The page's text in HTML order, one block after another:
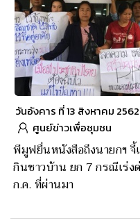
วันอังคาร ที่ 13 สิงหาคม 2562
ศูนย์ข่าวเพื่อชุมชน
พีมูฟยื่นหนังสือถึงนายกฯ จี้
กินชาวบ้าน ยก 7 กรณีเร่ง
ก.ค. ที่ผ่านมา